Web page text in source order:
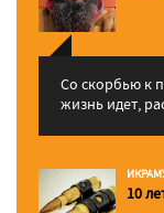
Со скорбью к
жизнь идет,
10